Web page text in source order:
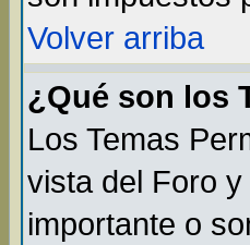
Volver arriba
¿Qué son los
Los Temas
vista del Foro
importante o